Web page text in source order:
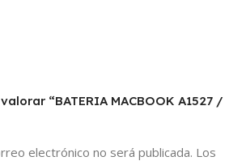
“BATERIA MACBOOK A1527 /
electrónico no será publicada. Los